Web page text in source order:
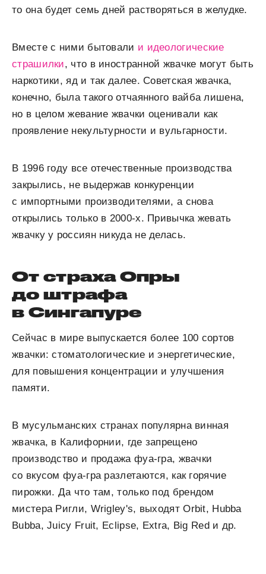
то она будет семь дней растворяться в желудке.
Вместе с ними бытовали и идеологические
страшилки, что в иностранной жвачке могут быть
наркотики, яд и так далее. Советская жвачка,
конечно, была такого отчаянного вайба лишена,
но в целом жевание жвачки оценивали как
проявление некультурности и вульгарности.
В 1996 году все отечественные производства
закрылись, не выдержав конкуренции
с импортными производителями, а снова
открылись только в 2000-х. Привычка жевать
жвачку у россиян никуда не делась.
От страха Опры
до штрафа
в Сингапуре
Сейчас в мире выпускается более 100 сортов
жвачки: стоматологические и энергетические,
для повышения концентрации и улучшения
памяти.
В мусульманских странах популярна винная
жвачка, в Калифорнии, где запрещено
производство и продажа фуа-гра, жвачки
со вкусом фуа-гра разлетаются, как горячие
пирожки. Да что там, только под брендом
мистера Ригли, Wrigley's, выходят Orbit, Hubba
Bubba, Juicy Fruit, Eclipse, Extra, Big Red и др.